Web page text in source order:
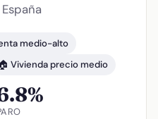
medio-alto
🏠 Vivienda precio medio